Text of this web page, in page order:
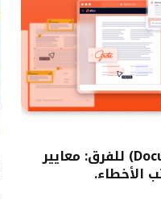
بدائل (Docusign) للفرق: معايير
الأخطاء.